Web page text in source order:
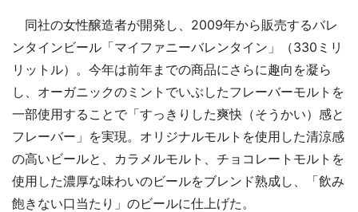
同社の女性醸造者が開発し、2009年から販売するバレ
ンタインビール「マイファニーバレンタイン」（330ミリ
リットル）。今年は前年までの商品にさらに趣向を凝ら
し、オーガニックのミントでいぶしたフレーバーモルトを
一部使用することで「すっきりした爽快（そうかい）感と
フレーバー」を実現。オリジナルモルトを使用した清涼感
の高いビールと、カラメルモルト、チョコレートモルトを
使用した濃厚な味わいのビールをブレンド熟成し、「飲み
飽きない口当たり」のビールに仕上げた。